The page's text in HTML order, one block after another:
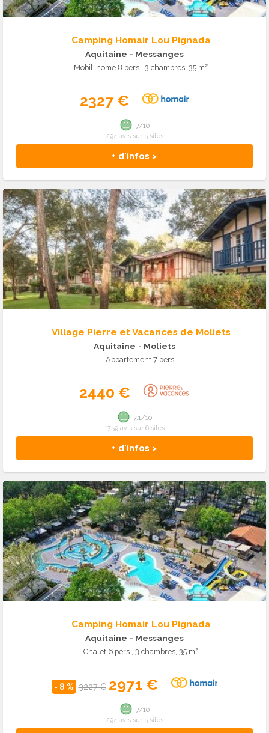
Camping Homair Lou Pignada
Aquitaine - Messanges
Mobil-home 8 pers., 3 chambres, 35 m²
2327 €
+ d'infos >
7/10
294 avis sur 5 sites
Village Pierre et Vacances de Moliets
Aquitaine - Moliets
Appartement 7 pers.
2440 €
+ d'infos >
7.1/10
1759 avis sur 6 sites
Camping Homair Lou Pignada
Aquitaine - Messanges
Chalet 6 pers., 3 chambres, 35 m²
- 8 % 3227 € 2971 €
7/10
294 avis sur 5 sites